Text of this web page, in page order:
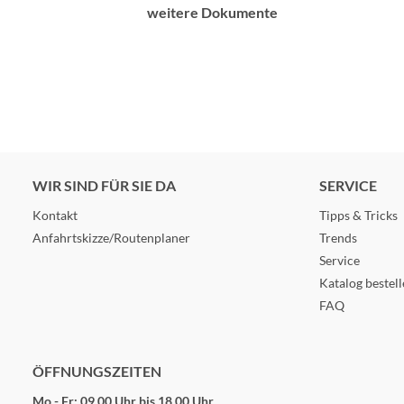
weitere Dokumente
WIR SIND FÜR SIE DA
Kontakt
Anfahrtskizze/Routenplaner
SERVICE
Tipps & Tricks
Trends
Service
Katalog
FAQ
ÖFFNUNGSZEITEN
Mo - Fr: 09.00 Uhr bis 18.00 Uhr